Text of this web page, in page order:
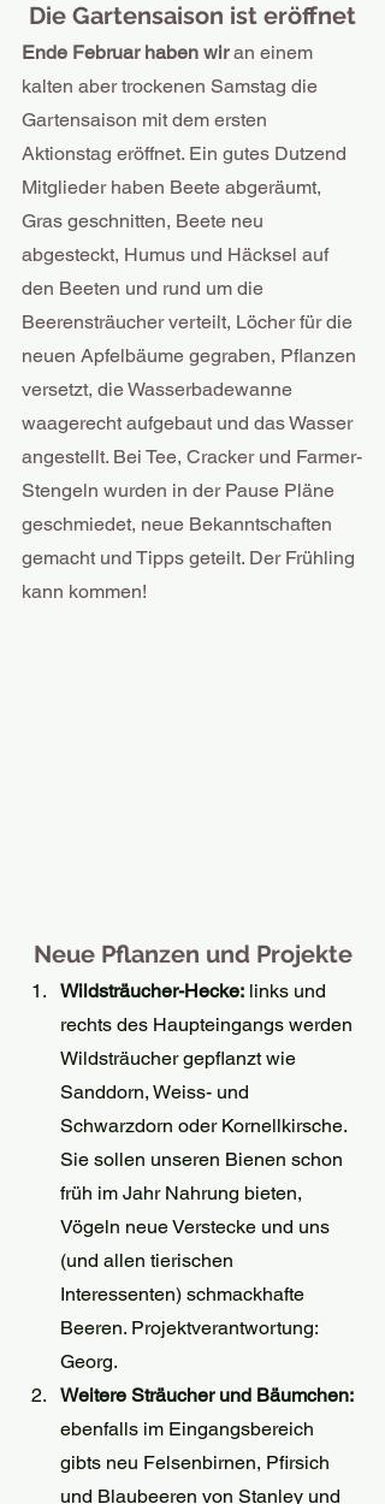
Die Gartensaison ist eröffnet
Ende Februar haben wir an einem
kalten aber trockenen Samstag die
Gartensaison mit dem ersten
Aktionstag eröffnet. Ein gutes Dutzend
Mitglieder haben Beete abgeräumt,
Gras geschnitten, Beete neu
abgesteckt, Humus und Häcksel auf
den Beeten und rund um die
Beerensträucher verteilt, Löcher für die
neuen Apfelbäume gegraben, Pflanzen
versetzt, die Wasserbadewanne
waagerecht aufgebaut und das Wasser
angestellt. Bei Tee, Cracker und Farmer-
Stengeln wurden in der Pause Pläne
geschmiedet, neue Bekanntschaften
gemacht und Tipps geteilt. Der Frühling
kann kommen!
Neue Pflanzen und Projekte
Wildsträucher-Hecke: links und
rechts des Haupteingangs werden
Wildsträucher gepflanzt wie
Sanddorn, Weiss- und
Schwarzdorn oder Kornellkirsche.
Sie sollen unseren Bienen schon
früh im Jahr Nahrung bieten,
Vögeln neue Verstecke und uns
(und allen tierischen
Interessenten) schmackhafte
Beeren. Projektverantwortung:
Georg.
Weitere Sträucher und Bäumchen:
ebenfalls im Eingangsbereich
gibts neu Felsenbirnen, Pfirsich
und Blaubeeren von Stanley und